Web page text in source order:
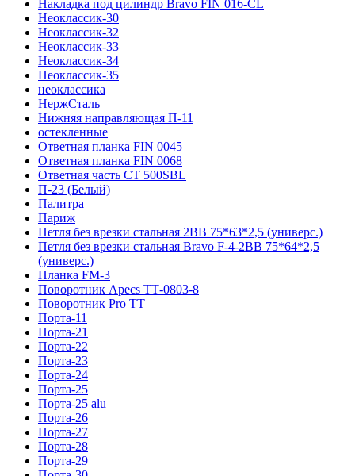
Накладка под цилиндр Bravo FIN 016-СL
Неоклассик-30
Неоклассик-32
Неоклассик-33
Неоклассик-34
Неоклассик-35
неоклассика
НержСталь
Нижняя направляющая П-11
остекленные
Ответная планка FIN 0045
Ответная планка FIN 0068
Ответная часть СТ 500SBL
П-23 (Белый)
Палитра
Париж
Петля без врезки стальная 2ВВ 75*63*2,5 (универс.)
Петля без врезки стальная Bravo F-4-2BB 75*64*2,5
(универс.)
Планка FM-3
Поворотник Apecs ТТ-0803-8
Поворотник Pro TT
Порта-11
Порта-21
Порта-22
Порта-23
Порта-24
Порта-25
Порта-25 alu
Порта-26
Порта-27
Порта-28
Порта-29